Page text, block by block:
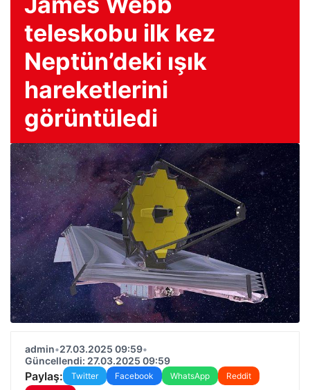
teleskobu ilk kez
Neptün’deki ışık
hareketlerini
görüntüledi
admin•27.03.2025 09:59•
Güncellendi: 27.03.2025 09:59
Paylaş: Twitter Facebook WhatsApp
Reddit